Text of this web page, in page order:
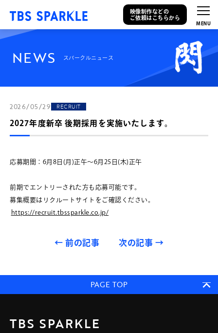
映像制作などの
ご依頼はこちらから
NEWS スパークルニュース
2026/05/29 RECRUIT
2027年度新卒 後期採用を実施いたします。
応募期間：6月8日(月)正午～6月25日(木)正午
前期でエントリーされた方も応募可能です。
募集概要はリクルートサイトをご確認ください。
https://recruit.tbssparkle.co.jp/
← 前の記事 次の記事 →
PAGE TOP
TBS SPARKLE